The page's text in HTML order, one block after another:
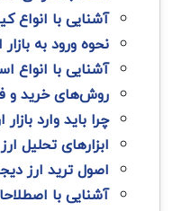
آشنایی با انواع
نحوه ورود به
آشنایی با انواع
روش‌های خرید و
چرا باید وارد
ابزارهای تحلیل
اصول ترید ارز
آشنایی با